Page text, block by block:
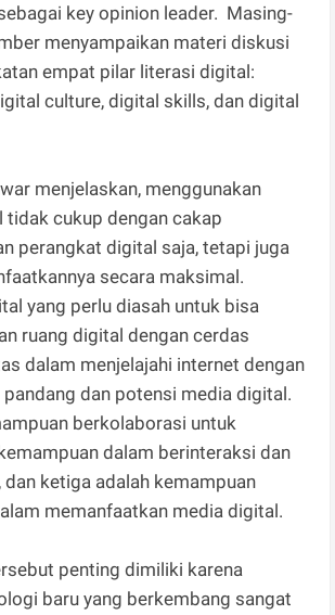
key opinion leader. Masing-
menyampaikan materi diskusi
empat pilar literasi digital:
culture, digital skills, dan digital
menjelaskan, menggunakan
cukup dengan cakap
perangkat digital saja, tetapi juga
secara maksimal.
yang perlu diasah untuk bisa
ruang digital dengan cerdas
dalam menjelajahi internet dengan
dan potensi media digital.
berkolaborasi untuk
dalam berinteraksi dan
ketiga adalah kemampuan
memanfaatkan media digital.
penting dimiliki karena
baru yang berkembang sangat